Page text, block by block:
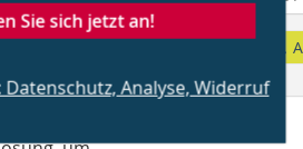
Sie sich jetzt an!
Datenschutz, Analyse, Widerruf